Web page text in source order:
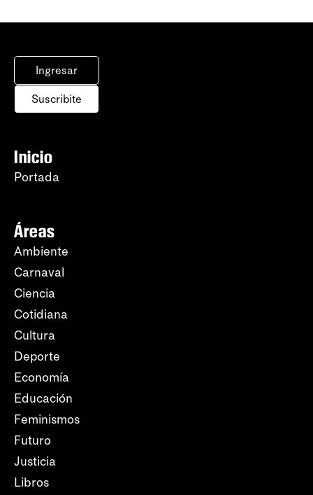
Ingresar
Suscribite
Inicio
Portada
Áreas
Ambiente
Carnaval
Ciencia
Cotidiana
Cultura
Deporte
Economía
Educación
Feminismos
Futuro
Justicia
Libros